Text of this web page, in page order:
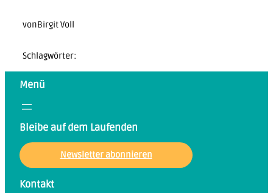
vonBirgit Voll
Schlagwörter:
Menü
Bleibe auf dem Laufenden
Newsletter abonnieren
Kontakt